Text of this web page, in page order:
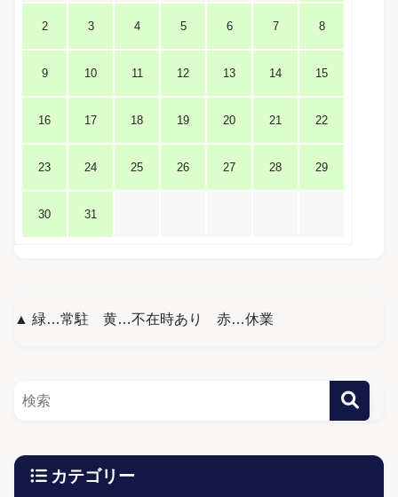
2 3 4 5 6 7 8
9 10 11 12 13 14 15
16 17 18 19 20 21 22
23 24 25 26 27 28 29
30 31
▲ 緑…常駐 黄…不在時あり 赤…休業
カテゴリー